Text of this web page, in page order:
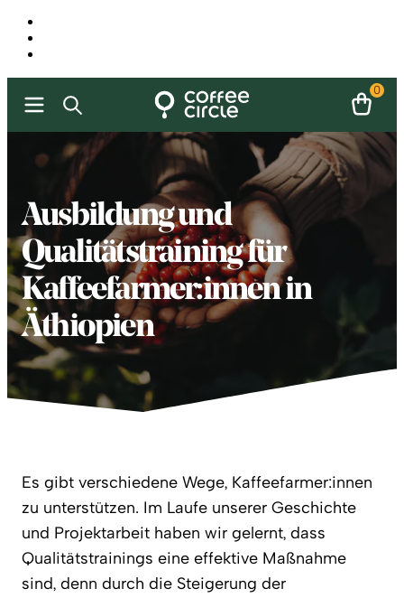
0
Ausbildung und
Qualitätstraining für
Kaffeefarmer:innen in
Äthiopien
Es gibt verschiedene Wege, Kaffeefarmer:innen
zu unterstützen. Im Laufe unserer Geschichte
und Projektarbeit haben wir gelernt, dass
Qualitätstrainings eine effektive Maßnahme
sind, denn durch die Steigerung der